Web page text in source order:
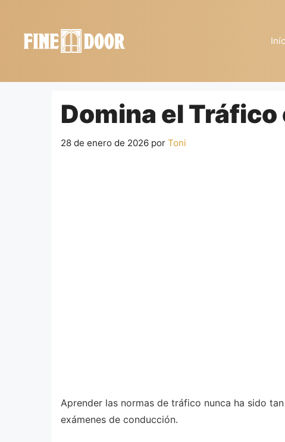
contenido
Domina el Tráfico
28 de enero de 2026 por Toni
Aprender las normas de tráfico nunca ha sido
exámenes de conducción.